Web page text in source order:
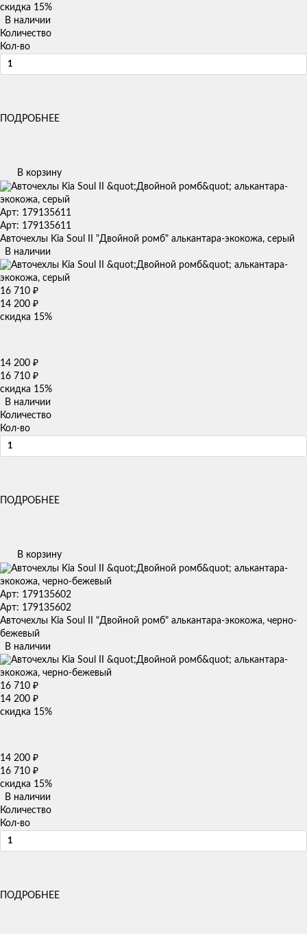
скидка 15%
В наличии
Количество
Кол-во
ПОДРОБНЕЕ
В корзину
Арт: 179135611
Арт: 179135611
Авточехлы Kia Soul II "Двойной ромб" алькантара-экокожа, серый
В наличии
16 710 ₽
14 200 ₽
скидка 15%
14 200 ₽
16 710 ₽
скидка 15%
В наличии
Количество
Кол-во
ПОДРОБНЕЕ
В корзину
Арт: 179135602
Арт: 179135602
Авточехлы Kia Soul II "Двойной ромб" алькантара-экокожа, черно-
бежевый
В наличии
16 710 ₽
14 200 ₽
скидка 15%
14 200 ₽
16 710 ₽
скидка 15%
В наличии
Количество
Кол-во
ПОДРОБНЕЕ